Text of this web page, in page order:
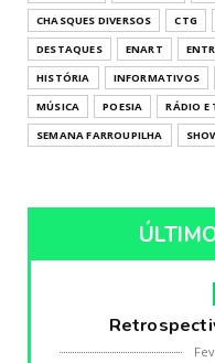
CHASQUES DIVERSOS
CTG
DESTAQUES
ENART
HISTÓRIA
INFORMATIVOS
MÚSICA
POESIA RÁDIO E
SEMANA FARROUPILHA